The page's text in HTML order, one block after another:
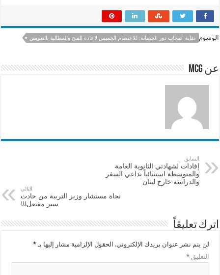
e
b
o
k
ai
l
at
sA
p
ar
e
الوسوم نقابة اصحاب دور الحضانة: للاعتصام الخميس لاعادة الفتح والمطالبة بالتعويض
عن mcg
السابق
إفادات لشهادتي الثانوية العامة
والمتوسطة استثنائياً بداعي السفر
والدراسة خارج لبنان
التالي
نجاة مستشار وزير التربية من حادث
سير مفتعل!!!
اترك تعليقاً
لن يتم نشر عنوان بريدك الإلكتروني. الحقول الإلزامية مشار إليها بـ*
التعليق*